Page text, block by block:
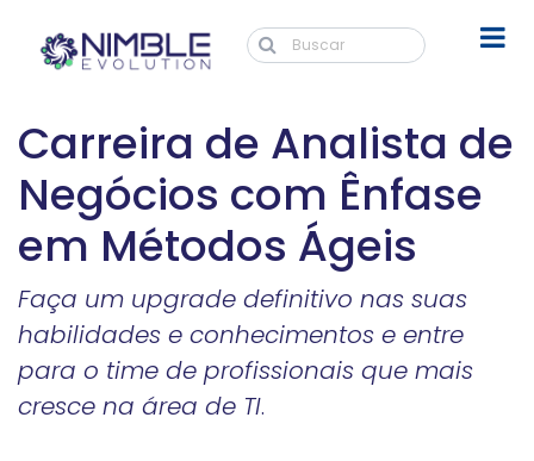
Carreira de Analista de
Negócios com Ênfase
em Métodos Ágeis
Faça um upgrade definitivo nas suas
habilidades e conhecimentos e entre
para o time de profissionais que mais
cresce na área de TI.